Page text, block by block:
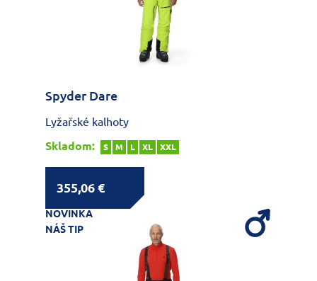
Spyder Dare
Lyžařské kalhoty
Skladom:
S M L XL XXL
355,06 €
NOVINKA
NÁŠ TIP